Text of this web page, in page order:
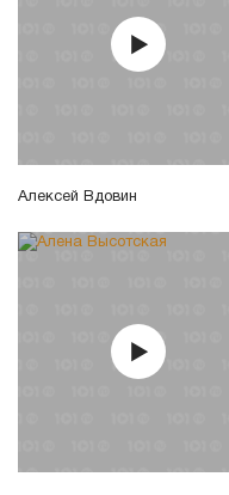
Алексей Вдовин